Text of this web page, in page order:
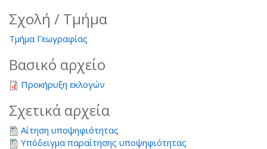
Σχολή / Τμήμα
Τμήμα Γεωγραφίας
Βασικό αρχείο
Προκήρυξη εκλογών
Σχετικά αρχεία
Αίτηση υποψηφιότητας
Υπόδειγμα παραίτησης υποψηφιότητας